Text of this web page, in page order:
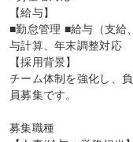
【給与】
■勤怠管理 ■給与（支給
与計算、年末調整対応
【採用背景】
チーム体制を強化し、
員募集です。
募集職種